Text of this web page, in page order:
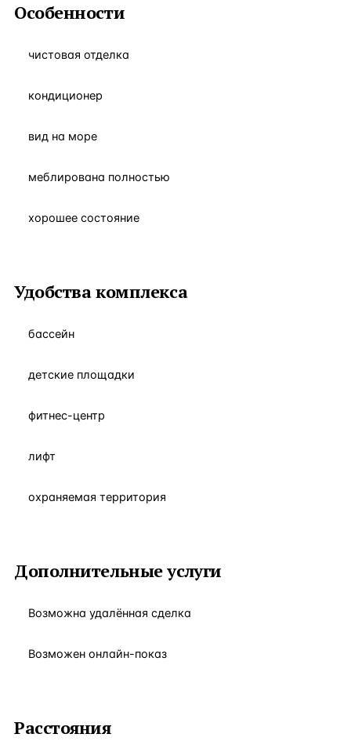
Особенности
чистовая отделка
кондиционер
вид на море
меблирована полностью
хорошее состояние
Удобства комплекса
бассейн
детские площадки
фитнес-центр
лифт
охраняемая территория
Дополнительные услуги
Возможна удалённая сделка
Возможен онлайн-показ
Расстояния